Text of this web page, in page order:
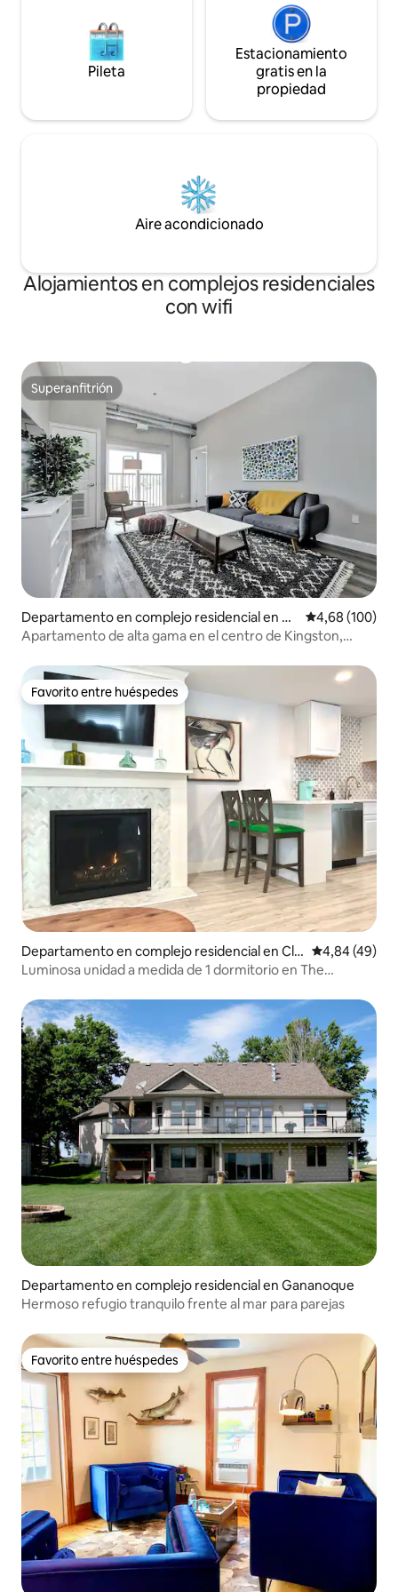
Pileta
Estacionamiento
gratis en la
propiedad
Aire acondicionado
Alojamientos en complejos residenciales
con wifi
Superanfitrión
Superanfitrión
Departamento en complejo residencial en Ki
ngston
Calificación
4,68 (100)
Apartamento de alta gama en el centro de Kingston,
Favorito entre huéspedes
Favorito entre huéspedes
Departamento en complejo residencial en Cla
yton
Calificación
4,84 (49)
Luminosa unidad a medida de 1 dormitorio en The
Departamento en complejo residencial en Gananoque
Hermoso refugio tranquilo frente al mar para parejas
Favorito entre huéspedes
Favorito entre huéspedes